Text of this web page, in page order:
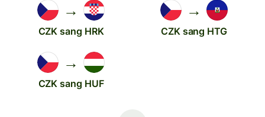
→
CZK sang HRK
→
CZK sang HTG
→
CZK sang HUF